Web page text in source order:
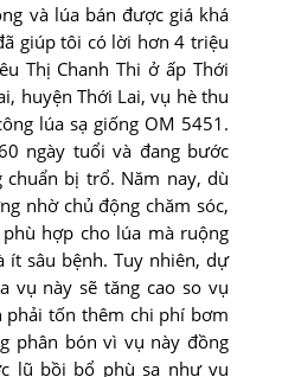
và lúa bán được giá khá
giúp tôi có lời hơn 4 triệu
Thị Chanh Thi ở ấp Thới
huyện Thới Lai, vụ hè thu
lúa sạ giống OM 5451.
ngày tuổi và đang bước
bị trổ. Năm nay, dù
nhờ chủ động chăm sóc,
hợp cho lúa mà ruộng
ít sâu bệnh. Tuy nhiên, dự
vụ này sẽ tăng cao so vụ
phải tốn thêm chi phí bơm
phân bón vì vụ này đồng
lũ bồi bổ phù sa như vụ